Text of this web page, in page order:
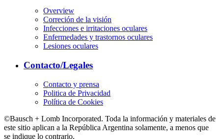
Overview
Correción de la visión
Infecciones e irritaciones oculares
Enfermedades y trastornos oculares
Lesiones oculares
Contacto/Legales
Contacto y prensa
Politica de Privacidad
Política de Cookies
©Bausch + Lomb Incorporated. Toda la información y materiales de
este sitio aplican a la República Argentina solamente, a menos que
se indique lo contrario.